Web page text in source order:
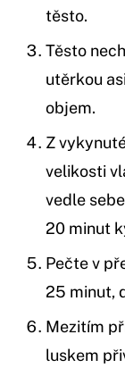
těsto.
Těsto
utěrkou
objem.
Z
velikosti
vedle
20 minut
Pečte v
25 minut,
Mezitím
luskem